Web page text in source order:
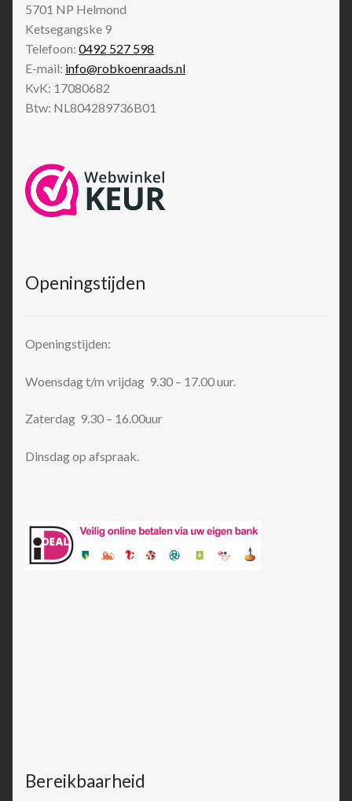
5701 NP Helmond
Ketsegangske 9
Telefoon: 0492 527 598
E-mail: info@robkoenraads.nl
KvK: 17080682
Btw: NL804289736B01
Openingstijden
Openingstijden:
Woensdag t/m vrijdag 9.30 – 17.00 uur.
Zaterdag 9.30 – 16.00uur
Dinsdag op afspraak.
Bereikbaarheid